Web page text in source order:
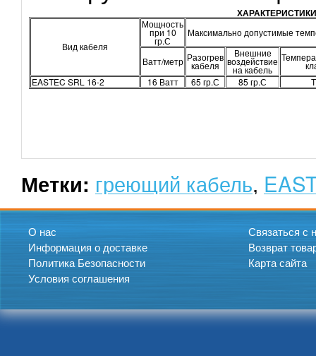
ХАРАКТЕРИСТИКИ
Вид кабеля
Мощность
при 10
гр.С
Максимально допустимые
Ватт/метр Разогрев
кабеля
Внешние
воздействие
на кабель
EASTEC SRL 16-2
16 Ватт 65 гр.С 85 гр.С
Метки: греющий кабель,
О нас
Информация о доставке
Политика Безопасности
Условия соглашения
Связаться с
Возврат
Карта сайта